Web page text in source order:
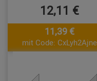
12,11 €
11,39 €
mit Code: CxLyh2Ajne